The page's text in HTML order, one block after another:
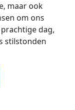
maar ook
om ons
dag,
stilstonden